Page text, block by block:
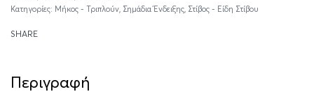
Κατηγορίες: Μήκος - Τριπλούν Σημάδια Ένδειξης Στίβος - Είδη Στίβου
SHARE
Περιγραφή